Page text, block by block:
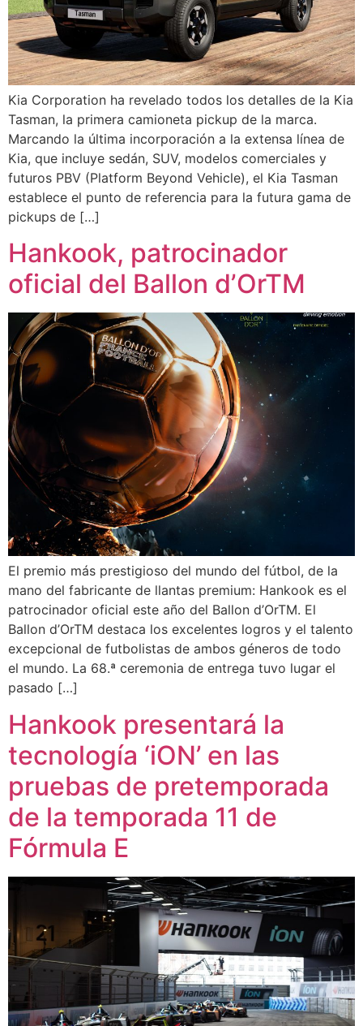
Kia Corporation ha revelado todos los detalles de la Kia
Tasman, la primera camioneta pickup de la marca.
Marcando la última incorporación a la extensa línea de
Kia, que incluye sedán, SUV, modelos comerciales y
futuros PBV (Platform Beyond Vehicle), el Kia Tasman
establece el punto de referencia para la futura gama de
pickups de […]
Hankook, patrocinador
oficial del Ballon dʼOrTM
El premio más prestigioso del mundo del fútbol, de la
mano del fabricante de llantas premium: Hankook es el
patrocinador oficial este año del Ballon d’OrTM. El
Ballon d’OrTM destaca los excelentes logros y el talento
excepcional de futbolistas de ambos géneros de todo
el mundo. La 68.ª ceremonia de entrega tuvo lugar el
pasado […]
Hankook presentará la
tecnología ‘iON’ en las
pruebas de pretemporada
de la temporada 11 de
Fórmula E